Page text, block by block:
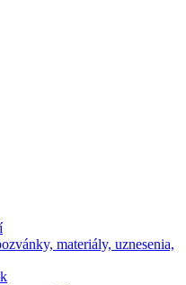
materiály, uznesenia,